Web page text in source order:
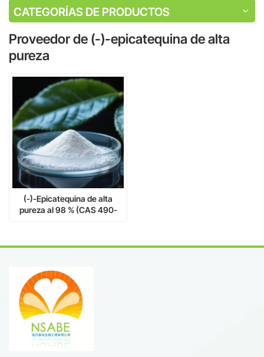
CATEGORÍAS DE PRODUCTOS
Proveedor de (-)-epicatequina de alta
pureza
(-)-Epicatequina de alta
pureza al 98 % (CAS 490-